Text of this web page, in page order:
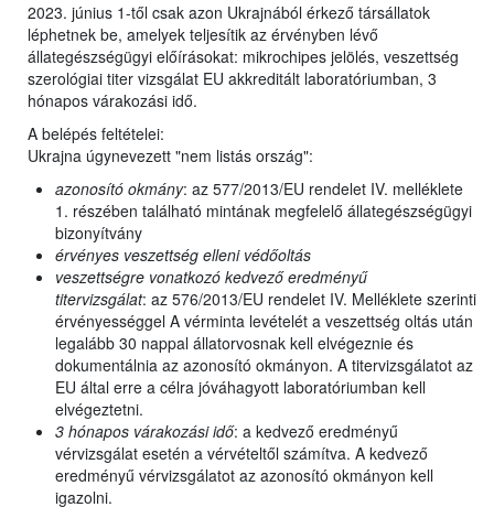
2023. június 1-től csak azon Ukrajnából érkező társállatok
léphetnek be, amelyek teljesítik az érvényben lévő
állategészségügyi előírásokat: mikrochipes jelölés, veszettség
szerológiai titer vizsgálat EU akkreditált laboratóriumban, 3
hónapos várakozási idő.
A belépés feltételei:
Ukrajna úgynevezett "nem listás ország":
azonosító okmány: az 577/2013/EU rendelet IV. melléklete
1. részében található mintának megfelelő állategészségügyi
bizonyítvány
érvényes veszettség elleni védőoltás
veszettségre vonatkozó kedvező eredményű
titervizsgálat: az 576/2013/EU rendelet IV. Melléklete szerinti
érvényességgel A vérminta levételét a veszettség oltás után
legalább 30 nappal állatorvosnak kell elvégeznie és
dokumentálnia az azonosító okmányon. A titervizsgálatot az
EU által erre a célra jóváhagyott laboratóriumban kell
elvégeztetni.
3 hónapos várakozási idő: a kedvező eredményű
vérvizsgálat esetén a vérvételtől számítva. A kedvező
eredményű vérvizsgálatot az azonosító okmányon kell
igazolni.